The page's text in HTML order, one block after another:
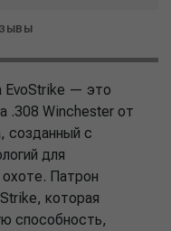
EvoStrike — это
.308 Winchester от
созданный с
для
Патрон
которая
способность,